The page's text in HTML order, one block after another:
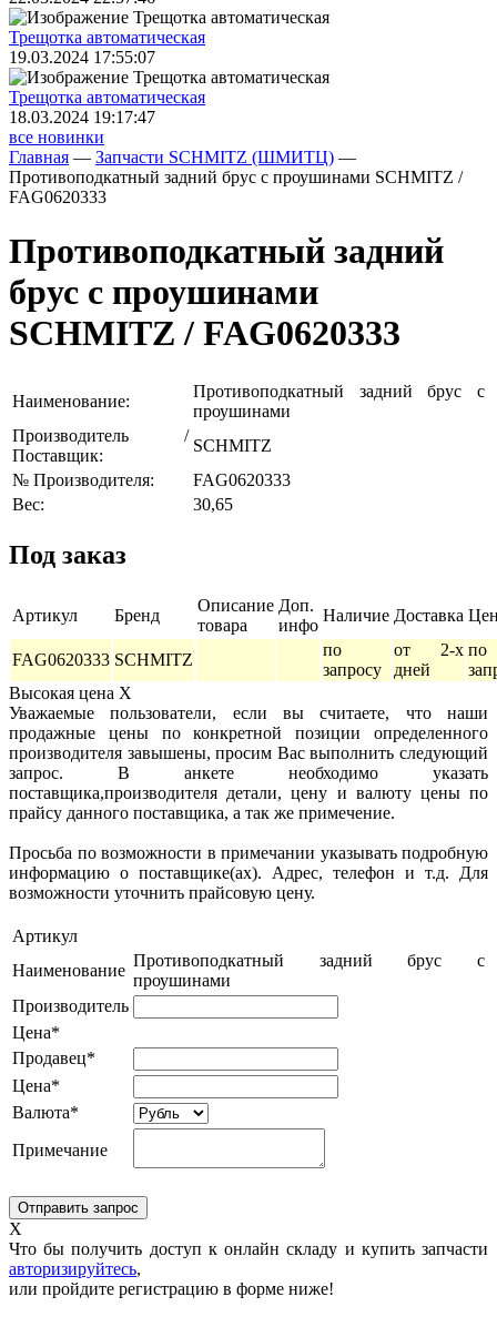
Трещoтка автоматическая
19.03.2024 17:55:07
Трещoтка автоматическая
18.03.2024 19:17:47
все новинки
Главная — Запчасти SCHMITZ (ШМИТЦ) —
Противоподкатный задний брус с проушинами SCHMITZ /
FAG0620333
Противоподкатный задний
брус с проушинами
SCHMITZ / FAG0620333
Наименование:
Противоподкатный задний брус с
проушинами
Производитель /
Поставщик:
SCHMITZ
№ Производителя:
FAG0620333
Вес:
30,65
Под заказ
Артикул Бренд
Описание
товара
Доп.
инфо
Наличие Доставка
FAG0620333 SCHMITZ
по
запросу
от 2-х
дней
по
Высокая цена X
Уважаемые пользователи, если вы считаете, что наши
продажные цены по конкретной позиции определенного
производителя завышены, просим Вас выполнить следующий
запрос. В анкете необходимо указать
поставщика,производителя детали, цену и валюту цены по
прайсу данного поставщика, а так же примечение.
Просьба по возможности в примечании указывать подробную
информацию о поставщике(ах). Адрес, телефон и т.д. Для
возможности уточнить прайсовую цену.
Артикул
Наименование
Противоподкатный задний брус с
проушинами
Производитель
Цена*
Продавец*
Цена*
Валюта*
Примечание
X
Что бы получить доступ к онлайн складу и купить запчасти
авторизируйтесь,
или пройдите регистрацию в форме ниже!